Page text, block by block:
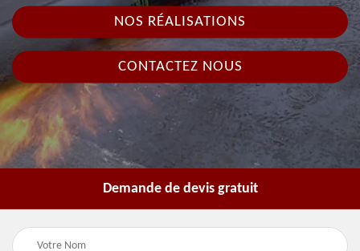
NOS RÉALISATIONS
CONTACTEZ NOUS
Demande de devis gratuit